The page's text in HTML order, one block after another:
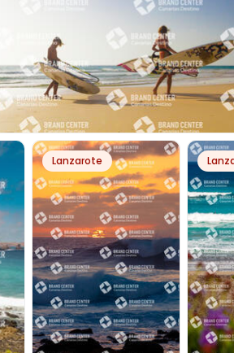
WINDSURF EN PLAYA LA BARCA, PARQUE
JANDÍA
Lanzarote